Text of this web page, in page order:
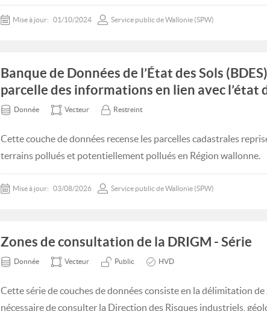
Mise à jour: 01/10/2024 Service public de Wallonie (SPW)
Banque de Données de l’État des Sols
parcelle des informations en lien avec l’état
Donnée Vecteur Restreint
Cette couche de données recense les parcelles cadastrales
terrains pollués et potentiellement pollués en Région wallonne.
Mise à jour: 03/08/2026 Service public de Wallonie (SPW)
Zones de consultation de la DRIGM - Série
Donnée Vecteur Public HVD
Cette série de couches de données consiste en la délimitation
nécessaire de consulter la Direction des Risques industriels,